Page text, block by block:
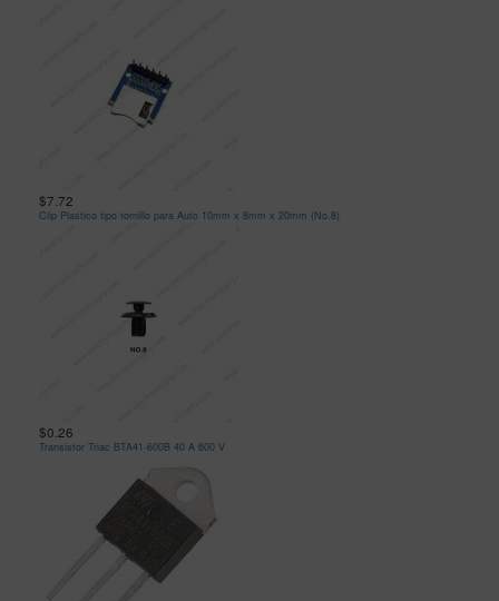
$7.72
Clip Plastico tipo tornillo para Auto 10mm x 8mm x 20mm (No.8)
$0.26
Transistor Triac BTA41-600B 40 A 600 V